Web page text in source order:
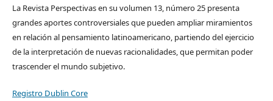
La Revista Perspectivas en su volumen 13, número 25 presenta
grandes aportes controversiales que pueden ampliar miramientos
en relación al pensamiento latinoamericano, partiendo del ejercicio
de la interpretación de nuevas racionalidades, que permitan poder
trascender el mundo subjetivo.
Registro Dublin Core